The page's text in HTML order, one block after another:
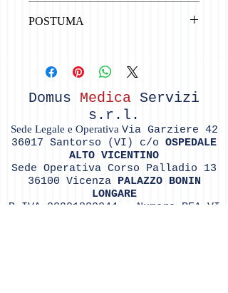
POSTUMA
Amministrazione
Domus Medica Servizi
s.r.l.
Sede Legale e Operativa Via Garziere 42
36017 Santorso (VI) c/o OSPEDALE
ALTO VICENTINO
Sede Operativa Corso Palladio 13
36100 Vicenza PALAZZO BONIN
LONGARE
P.IVA 03901830244 - Numero REA VI